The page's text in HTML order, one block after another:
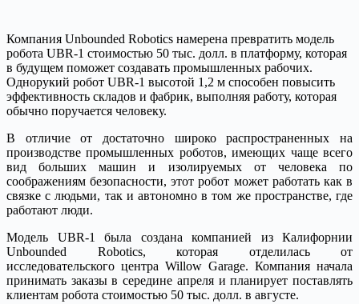
Компания Unbounded Robotics намерена превратить модель
робота UBR-1 стоимостью 50 тыс. долл. в платформу, которая
в будущем поможет создавать промышленных рабочих.
Однорукий робот UBR-1 высотой 1,2 м способен повысить
эффективность складов и фабрик, выполняя работу, которая
обычно поручается человеку.
В отличие от достаточно широко распространенных на
производстве промышленных роботов, имеющих чаще всего
вид больших машин и изолируемых от человека по
соображениям безопасности, этот робот может работать как в
связке с людьми, так и автономно в том же пространстве, где
работают люди.
Модель UBR-1 была создана компанией из Калифорнии
Unbounded Robotics, которая отделилась от
исследовательского центра Willow Garage. Компания начала
принимать заказы в середине апреля и планирует поставлять
клиентам робота стоимостью 50 тыс. долл. в августе.